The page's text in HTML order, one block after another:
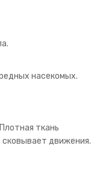
насекомых.
ткань
движения.